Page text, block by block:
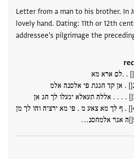
Letter from a man to his brother. In
lovely hand. Dating: 11th or 12th
addressee's pilgrimage the
[] . .לם ארא מא
[] . אן קד חגגת פי אלסנה אלמ
[] . . . . אללה תעאלא יגעלו לך חג אן
[] . ף לך מא צאע מ . פי מא ירציה והו לך מן
[]ה אגר אלמחסנ‮…